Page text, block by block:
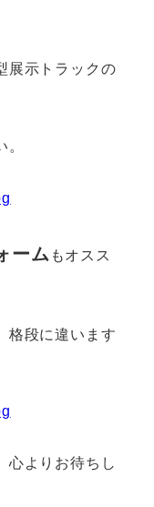
展示トラックの
ーム もオスス
格段に違います
心よりお待ちし